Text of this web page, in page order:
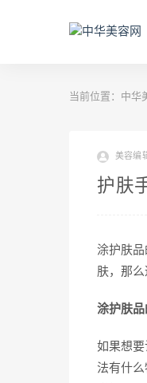
当前位置： 中华
美容编
护肤
涂护肤
肤，那
涂护肤品
如果想要
法有什